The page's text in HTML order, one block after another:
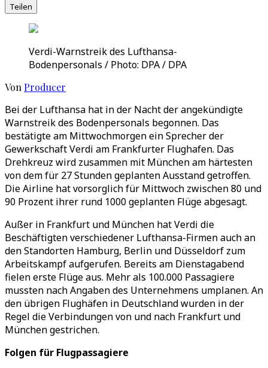
Teilen
Verdi-Warnstreik des Lufthansa-
Bodenpersonals / Photo: DPA / DPA
Von Producer
Bei der Lufthansa hat in der Nacht der angekündigte
Warnstreik des Bodenpersonals begonnen. Das
bestätigte am Mittwochmorgen ein Sprecher der
Gewerkschaft Verdi am Frankfurter Flughafen. Das
Drehkreuz wird zusammen mit München am härtesten
von dem für 27 Stunden geplanten Ausstand getroffen.
Die Airline hat vorsorglich für Mittwoch zwischen 80 und
90 Prozent ihrer rund 1000 geplanten Flüge abgesagt.
Außer in Frankfurt und München hat Verdi die
Beschäftigten verschiedener Lufthansa-Firmen auch an
den Standorten Hamburg, Berlin und Düsseldorf zum
Arbeitskampf aufgerufen. Bereits am Dienstagabend
fielen erste Flüge aus. Mehr als 100.000 Passagiere
mussten nach Angaben des Unternehmens umplanen. An
den übrigen Flughäfen in Deutschland wurden in der
Regel die Verbindungen von und nach Frankfurt und
München gestrichen.
Folgen für Flugpassagiere